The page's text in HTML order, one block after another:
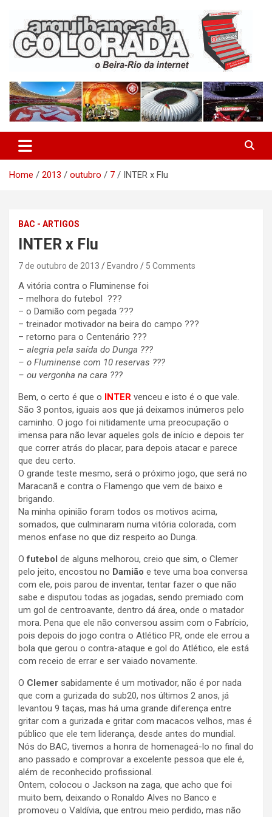
content
Arquibancada Colorada
Home 2013 outubro 7 INTER x Flu
BAC - ARTIGOS
INTER x Flu
7 de outubro de 2013 Evandro 5 Comments
A vitória contra o Fluminense foi
– melhora do futebol ???
– o Damião com pegada ???
– treinador motivador na beira do campo ???
– retorno para o Centenário ???
– alegria pela saída do Dunga ???
– o Fluminense com 10 reservas ???
– ou vergonha na cara ???
Bem, o certo é que o INTER venceu e isto é o que vale.
São 3 pontos, iguais aos que já deixamos inúmeros pelo
caminho. O jogo foi nitidamente uma preocupação o
imensa para não levar aqueles gols de início e depois ter
que correr atrás do placar, para depois atacar e parece
que deu certo.
O grande teste mesmo, será o próximo jogo, que será no
Maracanã e contra o Flamengo que vem de baixo e
brigando.
Na minha opinião foram todos os motivos acima,
somados, que culminaram numa vitória colorada, com
menos enfase no que diz respeito ao Dunga.
Ofutebol de alguns melhorou, creio que sim, o Clemer
pelo jeito, encostou no Damião e teve uma boa conversa
com ele, pois parou de inventar, tentar fazer o que não
sabe e disputou todas as jogadas, sendo premiado com
um gol de centroavante, dentro dá área, onde o matador
mora. Pena que ele não conversou assim com o Fabrício,
pois depois do jogo contra o Atlético PR, onde ele errou a
bola que gerou o contra-ataque e gol do Atlético, ele está
com receio de errar e ser vaiado novamente.
O Clemer sabidamente é um motivador, não é por nada
que com a gurizada do sub20, nos últimos 2 anos, já
levantou 9 taças, mas há uma grande diferença entre
gritar com a gurizada e gritar com macacos velhos, mas é
público que ele tem liderança, desde antes do mundial.
Nós do BAC, tivemos a honra de homenageá-lo no final do
ano passado e comprovar a excelente pessoa que ele é,
além de reconhecido profissional.
Ontem, colocou o Jackson na zaga, que acho que foi
muito bem, deixando o Ronaldo Alves no Banco e
promoveu o Valdívia, que entrou meio perdido, mas não